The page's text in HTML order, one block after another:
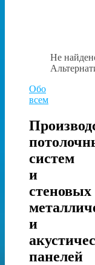
Не
Обо
всем
систем
и
стеновых
и
панелей